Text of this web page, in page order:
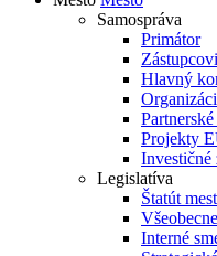
Samospráva
Primátor
Hlavný
Partnerské
Projekty
Investičné
Legislatíva
Štatút
Interné